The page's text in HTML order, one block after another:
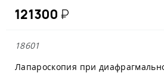
121300 ₽
18601
Лапароскопия при